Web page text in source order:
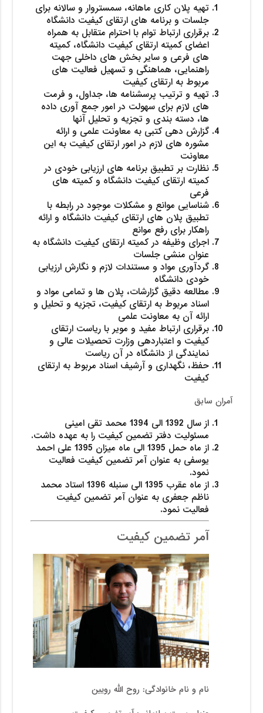
تهیه پلان کاری ماهانه، سمستروار و سالانه برای
جلسات و برنامه های ارتقای کیفیت دانشگاه
برقراری ارتباط توام با احترام متقابل به همراه
اعضای کمیته ارتقای کیفیت دانشگاه، کمیته
های فرعی و سایر بخش های داخلی جهت
راهنمایی، هماهنگی و تسهیل فعالیت های
مربوط به ارتقای کیفیت
تهیه و ترتیب پرسشنامه ها، جداول، و فرمت
های لازم برای سهولت در امور جمع آوری داده
ها، دسته بندی و تجزیه و تحلیل آنها
گزارش دهی کتبی به معاونت علمی و ارائه
مشوره های لازم در امور ارتقای کیفیت به این
معاونت
نظارت بر تطبیق برنامه های ارزیابی خودی در
کمیته ارتقای کیفیت دانشگاه و کمیته های
فرعی
شناسایی موانع و مشکلات موجود در رابطه با
تطبیق پلان های ارتقای کیفیت دانشگاه و ارائه
راهکار برای رفع موانع
اجرای وظیفه در کمیته ارتقای کیفیت دانشگاه به
عنوان منشی جلسات
گردآوری مواد و مستندات لازم و نگارش ارزیابی
خودی دانشگاه
مطالعه دقیق گزارشات، پلان ها و تمامی مواد و
اسناد مربوط به ارتقای کیفیت، تجزیه و تحلیل و
ارائه آن به معاونت علمی
برقراری ارتباط مفید و مویر با ریاست ارتقای
کیفیت و اعتباردهی وزارت تحصیلات عالی و
نمایندگی از دانشگاه در آن ریاست
حفظ، نگهداری و آرشیف اسناد مربوط به ارتقای
کیفیت
آمران سابق
از سال 1392 الی 1394 محمد تقی امینی
مسئولیت دفتر تضمین کیفیت را به عهده داشت.
از ماه حمل 1395 الی ماه میزان 1395 علی احمد
یوسفی به عنوان آمر تضمین کیفیت فعالیت
نمود.
از ماه عقرب 1395 الی سنبله 1396 استاد محمد
ناظم جعفری به عنوان آمر تضمین کیفیت
فعالیت نمود.
آمر تضمین کیفیت
نام و نام خانوادگی: روح الله رویین